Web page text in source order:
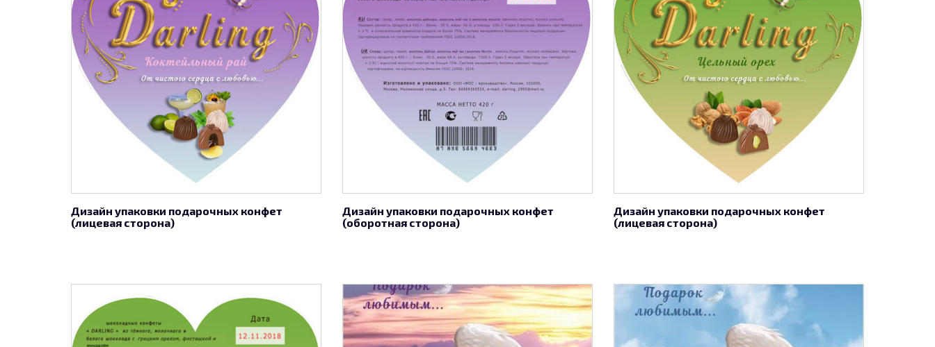
Дизайн упаковки подарочных конфет
(лицевая сторона)
Дизайн упаковки подарочных конфет
(оборотная сторона)
Дизайн упаковки подарочных конфет
(лицевая сторона)